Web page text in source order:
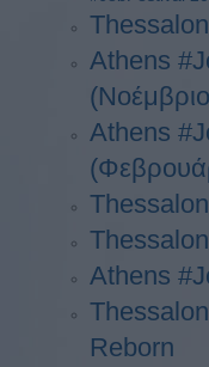
Athens
Athens
Athens
Reborn